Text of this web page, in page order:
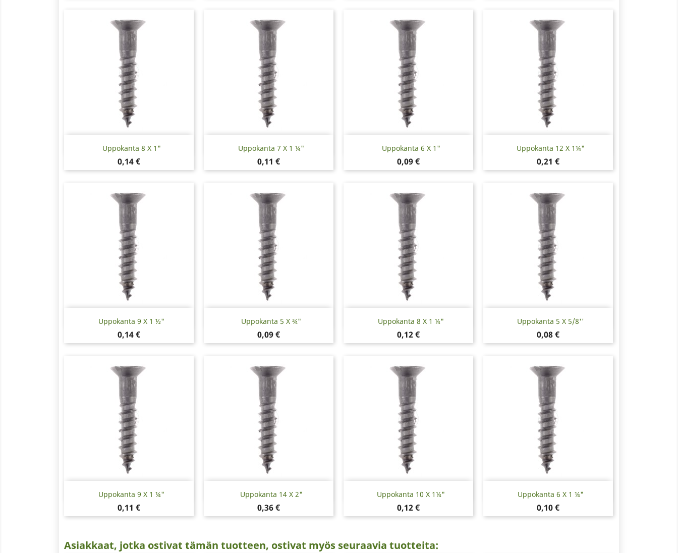
Uppokanta 8 X 1"
Hinta
0,14 €
Pikakatselu Uppokanta 7 X 1 ¼"
Hinta
0,11 €
Pikakatselu Uppokanta 6 X 1"
Hinta
0,09 €
Pikakatselu Uppokanta 12 X 1¼"
Hinta
0,21 €
Pikakatselu
Uppokanta 9 X 1 ½"
Hinta
0,14 €
Pikakatselu Uppokanta 5 X ¾"
Hinta
0,09 €
Pikakatselu Uppokanta 8 X 1 ¼"
Hinta
0,12 €
Pikakatselu Uppokanta 5 X 5/8''
Hinta
0,08 €
Pikakatselu
Uppokanta 9 X 1 ¼"
Hinta
0,11 €
Pikakatselu Uppokanta 14 X 2"
Hinta
0,36 €
Pikakatselu Uppokanta 10 X 1¼"
Hinta
0,12 €
Pikakatselu Uppokanta 6 X 1 ¼"
Hinta
0,10 €
Pikakatselu
Asiakkaat, jotka ostivat tämän tuotteen, ostivat myös seuraavia tuotteita: